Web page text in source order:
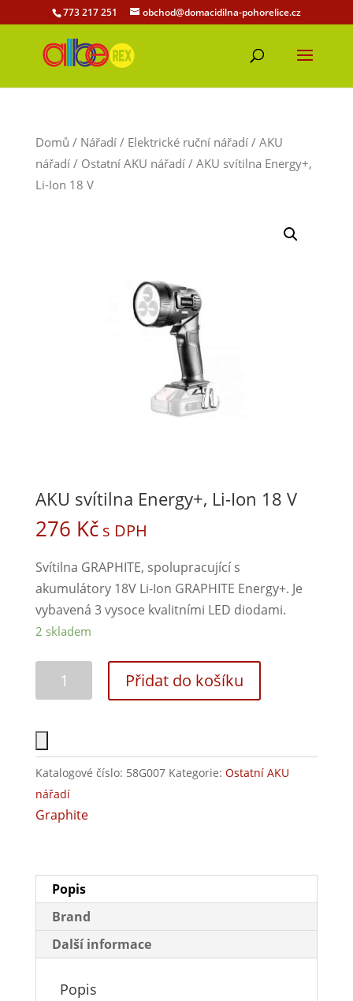
773 217 251 obchod@domacidilna-pohorelice.cz
Domů / Nářadí/ Elektrické ruční nářadí/ AKU
nářadí/ Ostatní AKU nářadí/ AKU svítilna Energy+,
Li-Ion 18 V
AKU svítilna Energy+, Li-Ion 18 V
276 Kč s DPH
Svítilna GRAPHITE, spolupracující s
akumulátory 18V Li-Ion GRAPHITE Energy+. Je
vybavená 3 vysoce kvalitními LED diodami.
2 skladem
Přidat do košíku
Katalogové číslo: 58G007 Kategorie: Ostatní AKU
nářadí
Graphite
Popis
Brand
Další informace
Popis